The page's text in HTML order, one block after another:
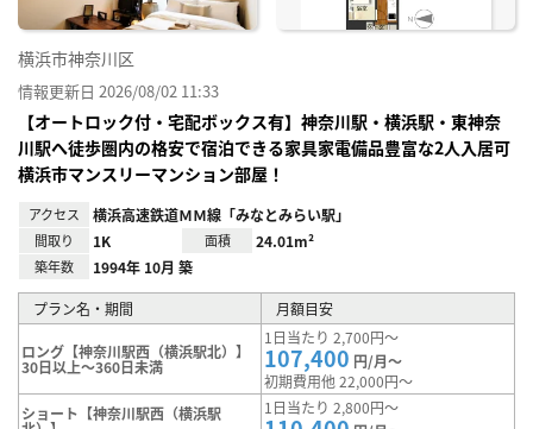
横浜市神奈川区
情報更新日 2026/08/02 11:33
【オートロック付・宅配ボックス有】神奈川駅・横浜駅・東神奈
川駅へ徒歩圏内の格安で宿泊できる家具家電備品豊富な2人入居可
横浜市マンスリーマンション部屋！
アクセス 横浜高速鉄道ＭＭ線「みなとみらい駅」
間取り 1K 面積 24.01m²
築年数 1994年 10月 築
プラン名・期間 月額目安
ロング【神奈川駅西（横浜駅北）】
30日以上～360日未満
1日当たり 2,700円～
107,400 円/月～
初期費用他 22,000円～
ショート【神奈川駅西（横浜駅
1日当たり 2,800円～